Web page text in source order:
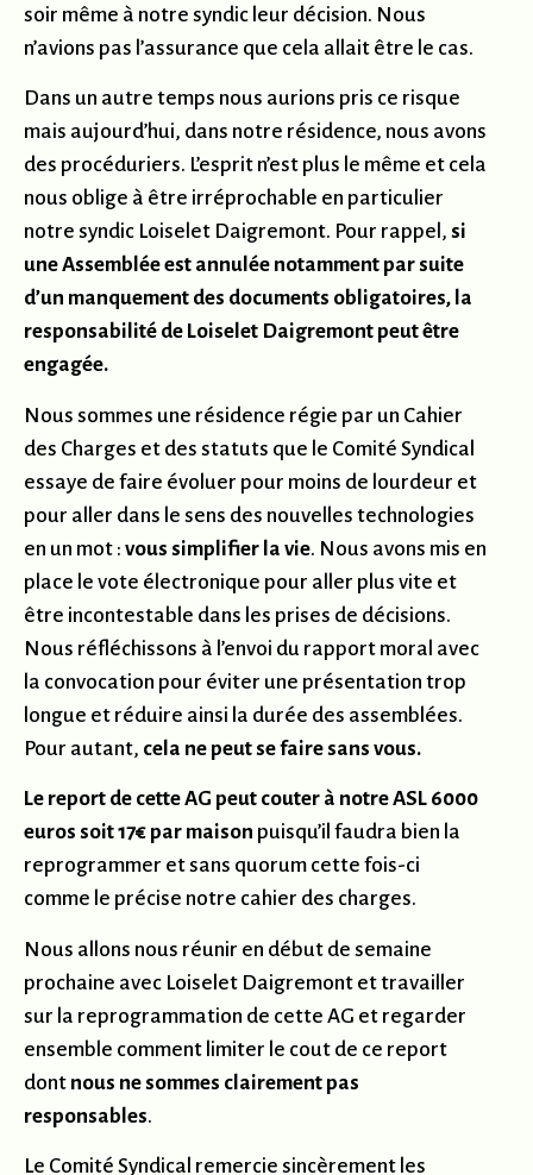
soir même à notre syndic leur décision. Nous
n’avions pas l’assurance que cela allait être le cas.
Dans un autre temps nous aurions pris ce risque
mais aujourd’hui, dans notre résidence, nous avons
des procéduriers. L’esprit n’est plus le même et cela
nous oblige à être irréprochable en particulier
notre syndic Loiselet Daigremont. Pour rappel, si
une Assemblée est annulée notamment par suite
d’un manquement des documents obligatoires, la
responsabilité de Loiselet Daigremont peut être
engagée.
Nous sommes une résidence régie par un Cahier
des Charges et des statuts que le Comité Syndical
essaye de faire évoluer pour moins de lourdeur et
pour aller dans le sens des nouvelles technologies
en un mot : vous simplifier la vie. Nous avons mis en
place le vote électronique pour aller plus vite et
être incontestable dans les prises de décisions.
Nous réfléchissons à l’envoi du rapport moral avec
la convocation pour éviter une présentation trop
longue et réduire ainsi la durée des assemblées.
Pour autant, cela ne peut se faire sans vous.
Le report de cette AG peut couter à notre ASL 6000
euros soit 17€ par maison puisqu’il faudra bien la
reprogrammer et sans quorum cette fois-ci
comme le précise notre cahier des charges.
Nous allons nous réunir en début de semaine
prochaine avec Loiselet Daigremont et travailler
sur la reprogrammation de cette AG et regarder
ensemble comment limiter le cout de ce report
dont nous ne sommes clairement pas
responsables.
Le Comité Syndical remercie sincèrement les